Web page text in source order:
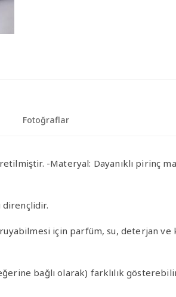
Fotoğraflar
-Materyal: Dayanıklı pirinç
dirençlidir.
için parfüm, su, deterjan
bağlı olarak) farklılık